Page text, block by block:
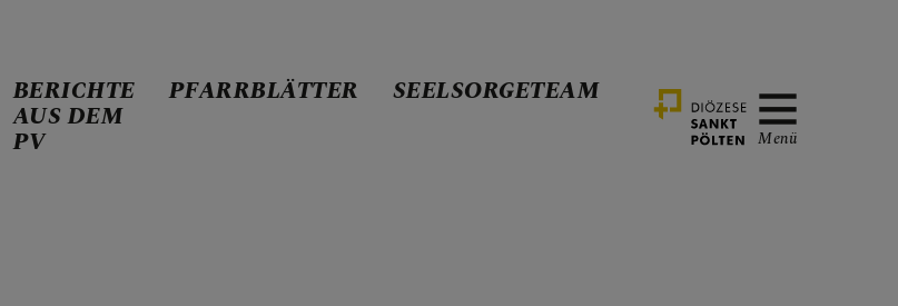
BERICHTE
AUS DEM
PV
PFARRBLÄTTER SEELSORGETEAM
Menü